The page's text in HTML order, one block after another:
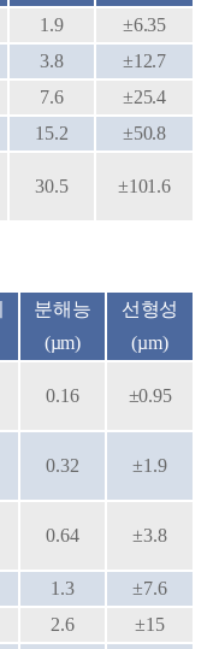
1.9
±6.35
3.8
±12.7
7.6
±25.4
15.2
±50.8
30.5 ±101.6
분해능
(µm)
선형성
(µm)
0.16 ±0.95
0.32 ±1.9
0.64 ±3.8
1.3
±7.6
2.6
±15